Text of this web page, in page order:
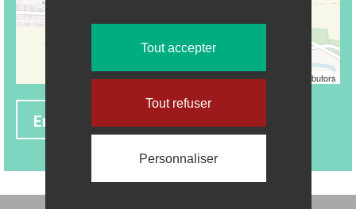
Leaflet| ©OpenStreetMap contributors
Envoyer un e-mail
Tout accepter
Tout refuser
Personnaliser